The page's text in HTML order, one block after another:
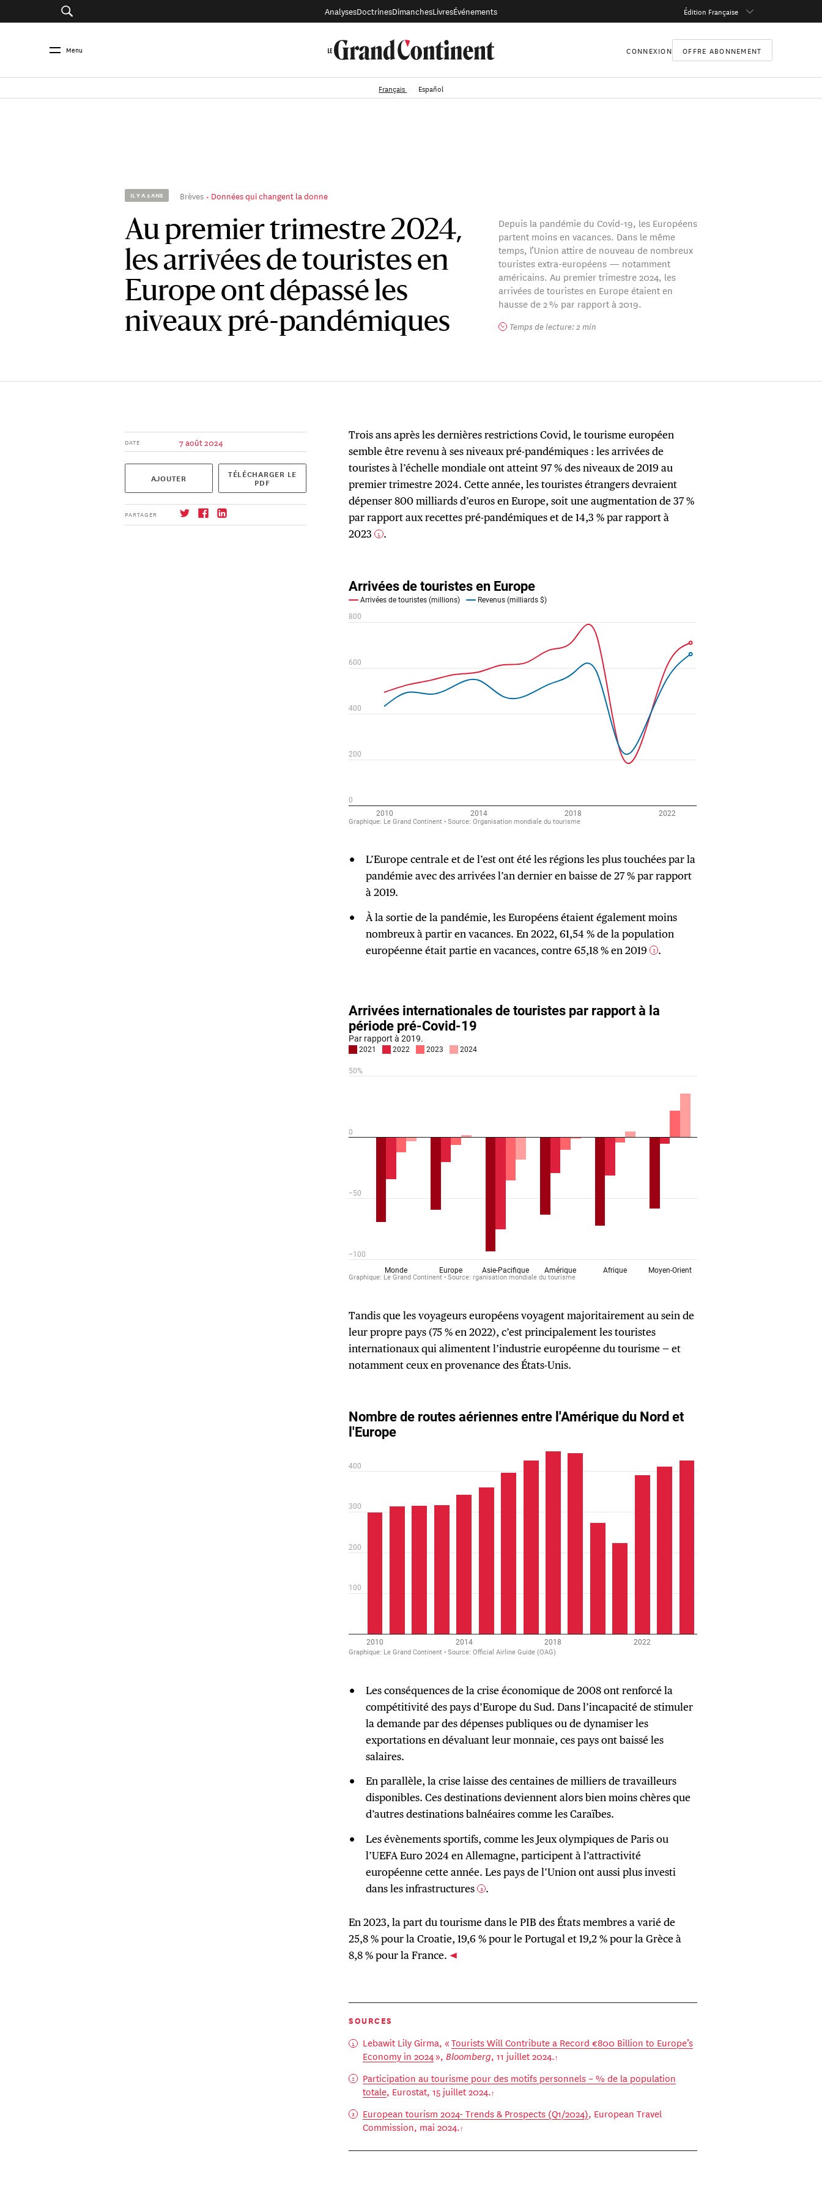
AnalysesDoctrinesDimanchesLivresÉvénements Édition Française
Menu CONNEXION OFFRE ABONNEMENT
Français Español
IL Y A 2 ANS Brèves Données qui changent la donne
Au premier trimestre 2024,
les arrivées de touristes en
Europe ont dépassé les
niveaux pré-pandémiques
Depuis la pandémie du Covid-19, les Européens
partent moins en vacances. Dans le même
temps, l’Union attire de nouveau de nombreux
touristes extra-européens — notamment
américains. Au premier trimestre 2024, les
arrivées de touristes en Europe étaient en
hausse de 2 % par rapport à 2019.
Temps de lecture: 2 min
DATE 7 août 2024
AJOUTER TÉLÉCHARGER LE
PDF
PARTAGER
Trois ans après les dernières restrictions Covid, le tourisme européen
semble être revenu à ses niveaux pré-pandémiques : les arrivées de
touristes à l’échelle mondiale ont atteint 97 % des niveaux de 2019 au
premier trimestre 2024. Cette année, les touristes étrangers devraient
dépenser 800 milliards d’euros en Europe, soit une augmentation de 37 %
par rapport aux recettes pré-pandémiques et de 14,3 % par rapport à
2023 1 .
L’Europe centrale et de l’est ont été les régions les plus touchées par la
pandémie avec des arrivées l’an dernier en baisse de 27 % par rapport
à 2019.
À la sortie de la pandémie, les Européens étaient également moins
nombreux à partir en vacances. En 2022, 61,54 % de la population
européenne était partie en vacances, contre 65,18 % en 2019
2 .
Tandis que les voyageurs européens voyagent majoritairement au sein de
leur propre pays (75 % en 2022), c’est principalement les touristes
internationaux qui alimentent l’industrie européenne du tourisme — et
notamment ceux en provenance des États-Unis.
Les conséquences de la crise économique de 2008 ont renforcé la
compétitivité des pays d’Europe du Sud. Dans l’incapacité de stimuler
la demande par des dépenses publiques ou de dynamiser les
exportations en dévaluant leur monnaie, ces pays ont baissé les
salaires.
En parallèle, la crise laisse des centaines de milliers de travailleurs
disponibles. Ces destinations deviennent alors bien moins chères que
d’autres destinations balnéaires comme les Caraïbes.
Les évènements sportifs, comme les Jeux olympiques de Paris ou
l’UEFA Euro 2024 en Allemagne, participent à l’attractivité
européenne cette année. Les pays de l’Union ont aussi plus investi
dans les infrastructures 3 .
En 2023, la part du tourisme dans le PIB des États membres a varié de
25,8 % pour la Croatie, 19,6 % pour le Portugal et 19,2 % pour la Grèce à
8,8 % pour la France.
SOURCES
Lebawit Lily Girma, «Tourists Will Contribute a Record €800 Billion to Europe’s
Economy in 2024»,Bloomberg, 11 juillet 2024.
Participation au tourisme pour des motifs personnels – % de la population
totale, Eurostat, 15 juillet 2024.
European tourism 2024- Trends & Prospects (Q1/2024), European Travel
Commission, mai 2024.